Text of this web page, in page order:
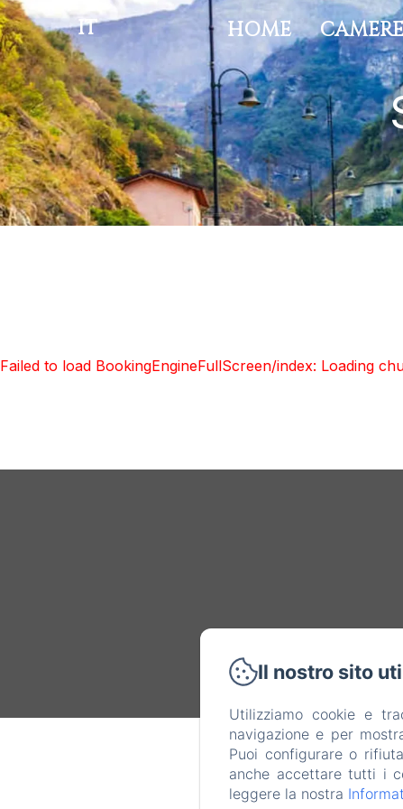
IT HOME
Failed to load BookingEngineFullScreen/index: Loading
Il nostro sito
Utilizziamo cookie e
navigazione e per
Puoi configurare o
anche accettare tutti i
leggere la nostra